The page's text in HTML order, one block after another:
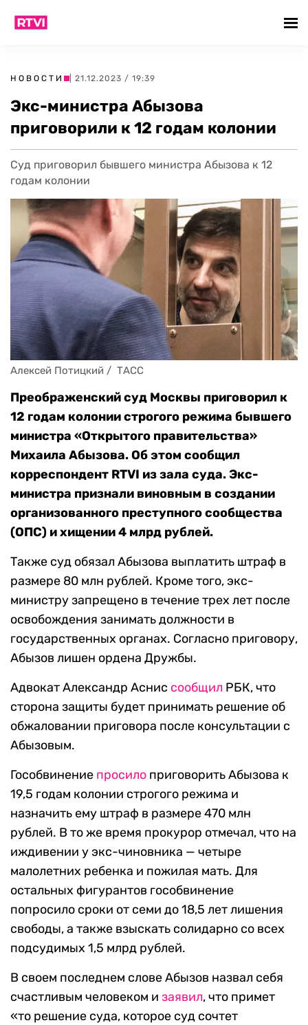
НОВОСТИ | 21.12.2023 / 19:39
Экс-министра Абызова
приговорили к 12 годам колонии
Суд приговорил бывшего министра Абызова к 12
годам колонии
Алексей Потицкий /  ТАСС
Преображенский суд Москвы приговорил к
12 годам колонии строгого режима бывшего
министра «Открытого правительства»
Михаила Абызова. Об этом сообщил
корреспондент RTVI из зала суда. Экс-
министра признали виновным в создании
организованного преступного сообщества
(ОПС) и хищении 4 млрд рублей.
Также суд обязал Абызова выплатить штраф в
размере 80 млн рублей. Кроме того, экс-
министру запрещено в течение трех лет после
освобождения занимать должности в
государственных органах. Согласно приговору,
Абызов лишен ордена Дружбы.
Адвокат Александр Аснис сообщил РБК, что
сторона защиты будет принимать решение об
обжаловании приговора после консультации с
Абызовым.
Гособвинение просило приговорить Абызова к
19,5 годам колонии строгого режима и
назначить ему штраф в размере 470 млн
рублей. В то же время прокурор отмечал, что на
иждивении у экс-чиновника — четыре
малолетних ребенка и пожилая мать. Для
остальных фигурантов гособвинение
попросило сроки от семи до 18,5 лет лишения
свободы, а также взыскать солидарно со всех
подсудимых 1,5 млрд рублей.
В своем последнем слове Абызов назвал себя
счастливым человеком и заявил, что примет
«то решение суда, которое суд сочтет